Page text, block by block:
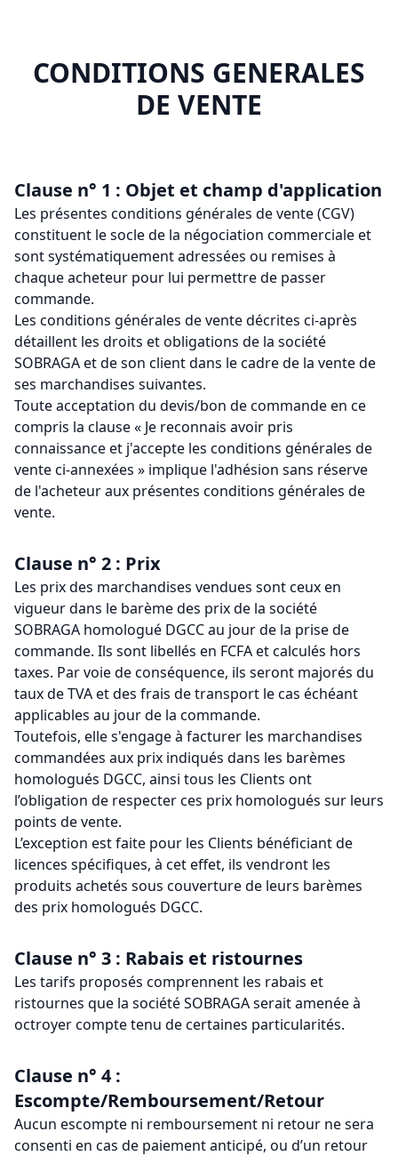
CONDITIONS GENERALES
DE VENTE
Clause n° 1 : Objet et champ d'application
Les présentes conditions générales de vente (CGV)
constituent le socle de la négociation commerciale et
sont systématiquement adressées ou remises à
chaque acheteur pour lui permettre de passer
commande.
Les conditions générales de vente décrites ci-après
détaillent les droits et obligations de la société
SOBRAGA et de son client dans le cadre de la vente de
ses marchandises suivantes.
Toute acceptation du devis/bon de commande en ce
compris la clause « Je reconnais avoir pris
connaissance et j'accepte les conditions générales de
vente ci-annexées » implique l'adhésion sans réserve
de l'acheteur aux présentes conditions générales de
vente.
Clause n° 2 : Prix
Les prix des marchandises vendues sont ceux en
vigueur dans le barème des prix de la société
SOBRAGA homologué DGCC au jour de la prise de
commande. Ils sont libellés en FCFA et calculés hors
taxes. Par voie de conséquence, ils seront majorés du
taux de TVA et des frais de transport le cas échéant
applicables au jour de la commande.
Toutefois, elle s'engage à facturer les marchandises
commandées aux prix indiqués dans les barèmes
homologués DGCC, ainsi tous les Clients ont
l’obligation de respecter ces prix homologués sur leurs
points de vente.
L’exception est faite pour les Clients bénéficiant de
licences spécifiques, à cet effet, ils vendront les
produits achetés sous couverture de leurs barèmes
des prix homologués DGCC.
Clause n° 3 : Rabais et ristournes
Les tarifs proposés comprennent les rabais et
ristournes que la société SOBRAGA serait amenée à
octroyer compte tenu de certaines particularités.
Clause n° 4 :
Escompte/Remboursement/Retour
Aucun escompte ni remboursement ni retour ne sera
consenti en cas de paiement anticipé, ou d’un retour